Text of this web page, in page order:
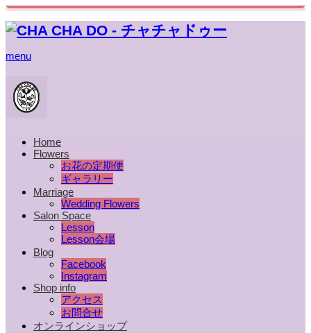
menu
Home
Flowers
お花の定期便
ギャラリー
Marriage
Wedding Flowers
Salon Space
Lesson
Lesson会場
Blog
Facebook
Instagram
Shop info
アクセス
お問合せ
オンラインショップ